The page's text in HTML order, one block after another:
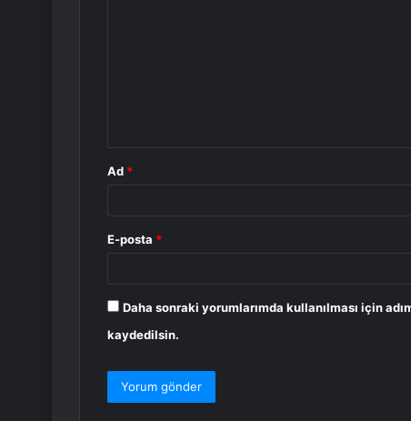
Ad *
E-posta *
Daha sonraki yorumlarımda kullanılması için
kaydedilsin.